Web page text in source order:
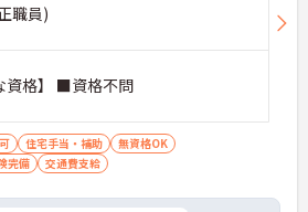
職員)
資格】 ■資格不問
住宅手当・補助
無資格OK
完備 交通費支給